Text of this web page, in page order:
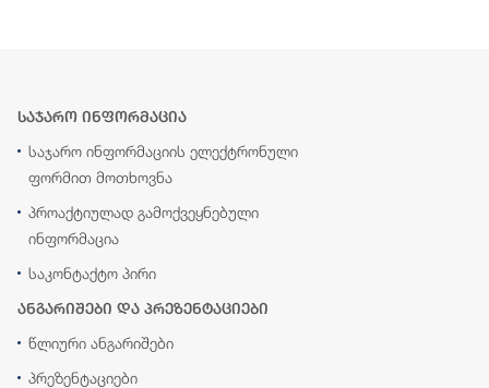
საჯარო ინფორმაცია
საჯარო ინფორმაციის ელექტრონული
ფორმით მოთხოვნა
პროაქტიულად გამოქვეყნებული
ინფორმაცია
საკონტაქტო პირი
ანგარიშები და პრეზენტაციები
წლიური ანგარიშები
პრეზენტაციები